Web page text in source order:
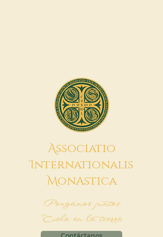
Associatio
Internationalis
MonAstica
Pongamos juntos
Cielo en la tierra